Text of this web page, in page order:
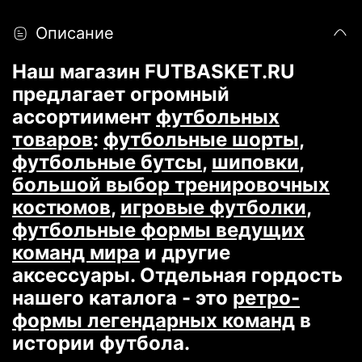
Описание
Наш магазин FUTBASKET.RU
предлагает огромный
ассортиимент футбольных
товаров: футбольные шорты,
футбольные бутсы, шиповки,
большой выбор тренировочных
костюмов, игровые футболки,
футбольные формы ведущих
команд мира и другие
аксессуары. Отдельная гордость
нашего каталога - это ретро-
формы легендарных команд в
истории футбола.